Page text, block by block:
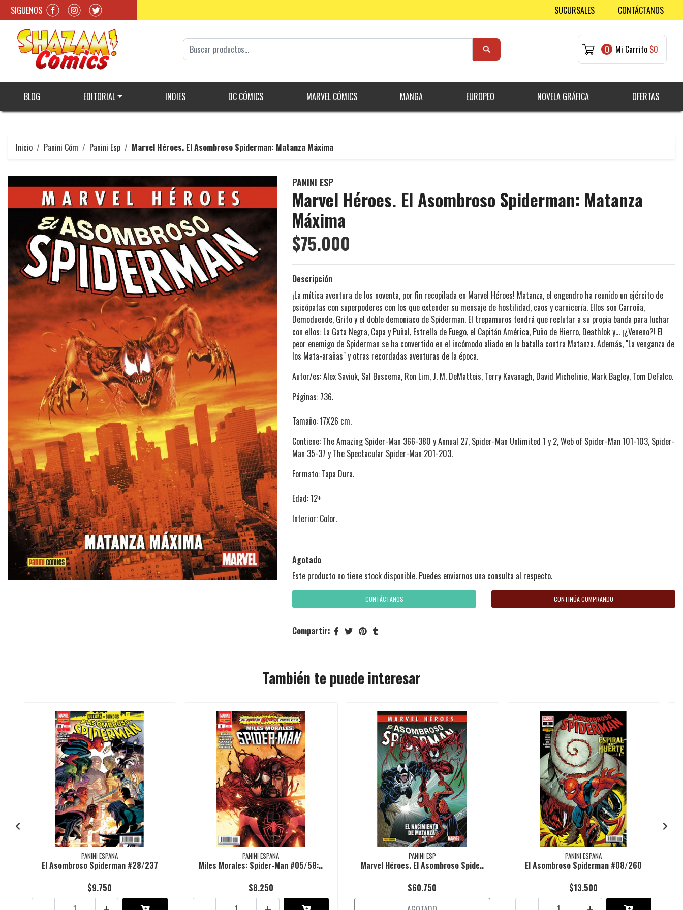
SIGUENOS SUCURSALES CONTÁCTANOS
0 Mi Carrito $0
BLOG EDITORIAL INDIES DC CÓMICS MARVEL CÓMICS MANGA EUROPEO NOVELA GRÁFICA OFERTAS
Inicio Panini Cóm Panini Esp Marvel Héroes. El Asombroso Spiderman: Matanza Máxima
PANINI ESP
Marvel Héroes. El Asombroso Spiderman: Matanza
Máxima
$75.000
Descripción
¡La mítica aventura de los noventa, por fin recopilada en Marvel Héroes! Matanza, el engendro ha reunido un ejército de
psicópatas con superpoderes con los que extender su mensaje de hostilidad, caos y carnicería. Ellos son Carroña,
Demoduende, Grito y el doble demoniaco de Spiderman. El trepamuros tendrá que reclutar a su propia banda para luchar
con ellos: La Gata Negra, Capa y Puñal, Estrella de Fuego, el Capitán América, Puño de Hierro, Deathlok y... ¡¿Veneno?! El
peor enemigo de Spiderman se ha convertido en el incómodo aliado en la batalla contra Matanza. Además, "La venganza de
los Mata-arañas" y otras recordadas aventuras de la época.
Autor/es: Alex Saviuk, Sal Buscema, Ron Lim, J. M. DeMatteis, Terry Kavanagh, David Michelinie, Mark Bagley, Tom DeFalco.
Páginas: 736.
Tamaño: 17X26 cm.
Contiene: The Amazing Spider-Man 366-380 y Annual 27, Spider-Man Unlimited 1 y 2, Web of Spider-Man 101-103, Spider-
Man 35-37 y The Spectacular Spider-Man 201-203.
Formato: Tapa Dura.
Edad: 12+
Interior: Color.
Agotado
Este producto no tiene stock disponible. Puedes enviarnos una consulta al respecto.
CONTÁCTANOS CONTINÚA COMPRANDO
Compartir:
También te puede interesar
PANINI ESPAÑA
El Asombroso Spiderman #28/237
$9.750
PANINI ESPAÑA
Miles Morales: Spider-Man #05/58:..
$8.250
PANINI ESP
Marvel Héroes. El Asombroso Spide..
$60.750
PANINI ESPAÑA
El Asombroso Spiderman #08/260
$13.500